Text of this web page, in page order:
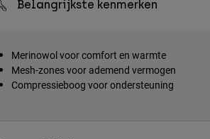
Belangrijkste kenmerken
Merinowol voor comfort en warmte
Mesh-zones voor ademend vermogen
Compressieboog voor ondersteuning